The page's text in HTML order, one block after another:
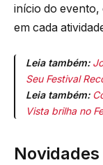
início do evento,
em cada
Leia também:
Seu Festival
Leia também:
Vista brilha no